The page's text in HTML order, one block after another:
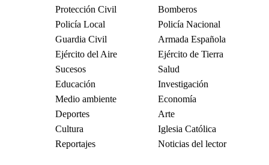
Protección Civil
Bomberos
Policía Local
Policía Nacional
Guardia Civil
Armada Española
Ejército del Aire
Ejército de Tierra
Sucesos
Salud
Educación
Investigación
Medio ambiente
Economía
Deportes
Arte
Cultura
Iglesia Católica
Reportajes
Noticias del lector